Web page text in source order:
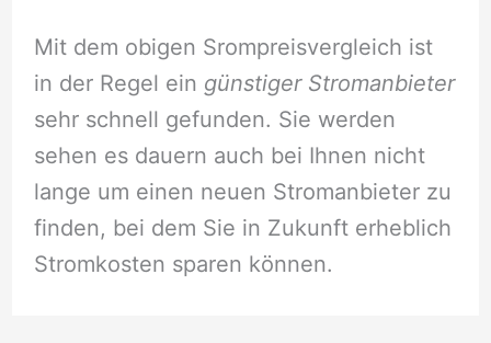
Mit dem obigen Srompreisvergleich ist
in der Regel ein günstiger Stromanbieter
sehr schnell gefunden. Sie werden
sehen es dauern auch bei Ihnen nicht
lange um einen neuen Stromanbieter zu
finden, bei dem Sie in Zukunft erheblich
Stromkosten sparen können.